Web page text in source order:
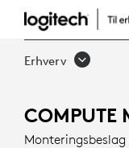
MOUNT
Erhverv
COMPUTE